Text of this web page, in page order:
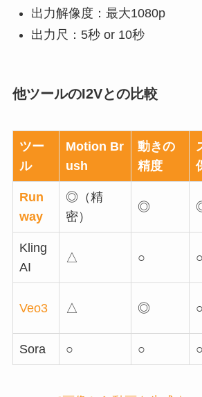
出力解像度：最大1080p
出力尺：5秒 or 10秒
他ツールのI2Vとの比較
ツー
ル
Motion Br
ush
動きの
精度
Run
way
◎（精
密）
◎
Kling
AI
△ ○ ○
Veo3 △ ◎ ○
Sora ○ ○ ○